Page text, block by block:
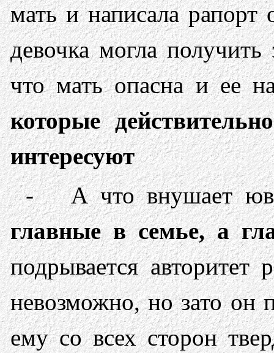
мать и написала
девочка могла
что мать опасна и ее
которые
интересуют
- А что внушает
главные в семье, а
подрывается авторитет
невозможно, но зато он
ему со всех сторон